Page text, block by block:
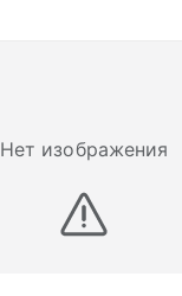
Нет изображения